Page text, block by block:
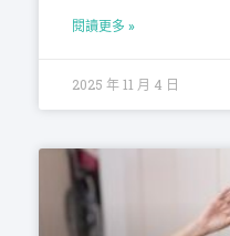
閱讀更多 »
2025 年 11 月 4 日